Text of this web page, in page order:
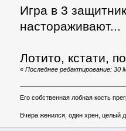
Игра в 3
настораживают...
Лотито, кстати,
« Последнее редактирование: 30
Его собственная лобная кость
Вчера женился, один хрен, целый